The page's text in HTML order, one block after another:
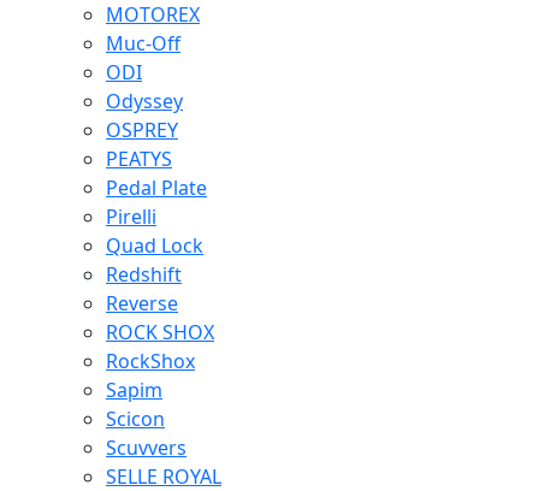
MOTOREX
Muc-Off
ODI
Odyssey
OSPREY
PEATYS
Pedal Plate
Pirelli
Quad Lock
Redshift
Reverse
ROCK SHOX
RockShox
Sapim
Scicon
Scuvvers
SELLE ROYAL